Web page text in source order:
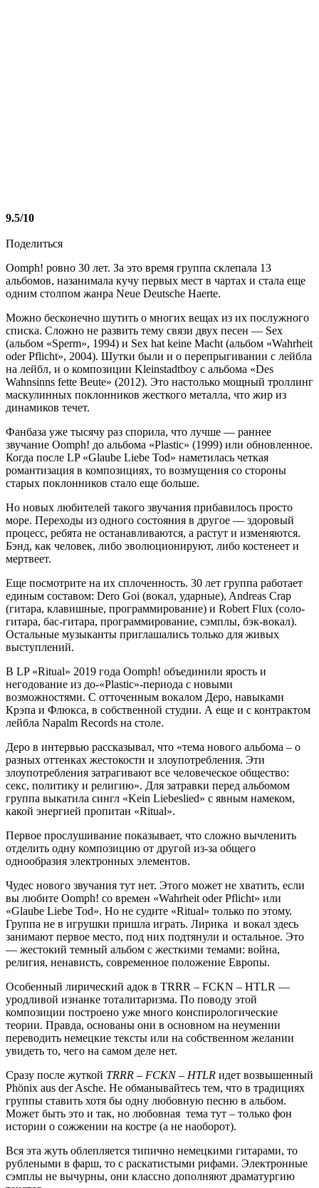
9.5/10
Поделиться
Oomph! ровно 30 лет. За это время группа склепала 13
альбомов, назанимала кучу первых мест в чартах и стала еще
одним столпом жанра Neue Deutsche Haerte.
Можно бесконечно шутить о многих вещах из их послужного
списка. Сложно не развить тему связи двух песен — Sex
(альбом «Sperm», 1994) и Sex hat keine Macht (альбом «Wahrheit
oder Pflicht», 2004). Шутки были и о перепрыгивании с лейбла
на лейбл, и о композиции Kleinstadtboy с альбома «Des
Wahnsinns fette Beute» (2012). Это настолько мощный троллинг
маскулинных поклонников жесткого металла, что жир из
динамиков течет.
Фанбаза уже тысячу раз спорила, что лучше — раннее
звучание Oomph! до альбома «Plastic» (1999) или обновленное.
Когда после LP «Glaube Liebe Tod» наметилась четкая
романтизация в композициях, то возмущения со стороны
старых поклонников стало еще больше.
Но новых любителей такого звучания прибавилось просто
море. Переходы из одного состояния в другое — здоровый
процесс, ребята не останавливаются, а растут и изменяются.
Бэнд, как человек, либо эволюционируют, либо костенеет и
мертвеет.
Еще посмотрите на их сплоченность. 30 лет группа работает
единым составом: Dero Goi (вокал, ударные), Andreas Crap
(гитара, клавишные, программирование) и Robert Flux (соло-
гитара, бас-гитара, программирование, сэмплы, бэк-вокал).
Остальные музыканты приглашались только для живых
выступлений.
В LP «Ritual» 2019 года Oomph! объединили ярость и
негодование из до-«Plastic»-периода с новыми
возможностями. С отточенным вокалом Деро, навыками
Крэпа и Флюкса, в собственной студии. А еще и с контрактом
лейбла Napalm Records на столе.
Деро в интервью рассказывал, что «тема нового альбома – о
разных оттенках жестокости и злоупотребления. Эти
злоупотребления затрагивают все человеческое общество:
секс, политику и религию». Для затравки перед альбомом
группа выкатила сингл «Kein Liebeslied» с явным намеком,
какой энергией пропитан «Ritual».
Первое прослушивание показывает, что сложно вычленить
отделить одну композицию от другой из-за общего
однообразия электронных элементов.
Чудес нового звучания тут нет. Этого может не хватить, если
вы любите Oomph! со времен «Wahrheit oder Pflicht» или
«Glaube Liebe Tod». Но не судите «Ritual» только по этому.
Группа не в игрушки пришла играть. Лирика и вокал здесь
занимают первое место, под них подтянули и остальное. Это
— жестокий темный альбом с жесткими темами: война,
религия, ненависть, современное положение Европы.
Особенный лирический адок в TRRR – FCKN – HTLR —
уродливой изнанке тоталитаризма. По поводу этой
композиции построено уже много конспирологические
теории. Правда, основаны они в основном на неумении
переводить немецкие тексты или на собственном желании
увидеть то, чего на самом деле нет.
Сразу после жуткой TRRR – FCKN – HTLR идет возвышенный
Phönix aus der Asche. Не обманывайтесь тем, что в традициях
группы ставить хотя бы одну любовную песню в альбом.
Может быть это и так, но любовная тема тут – только фон
истории о сожжении на костре (а не наоборот).
Вся эта жуть облепляется типично немецкими гитарами, то
рублеными в фарш, то с раскатистыми рифами. Электронные
сэмплы не вычурны, они классно дополняют драматургию